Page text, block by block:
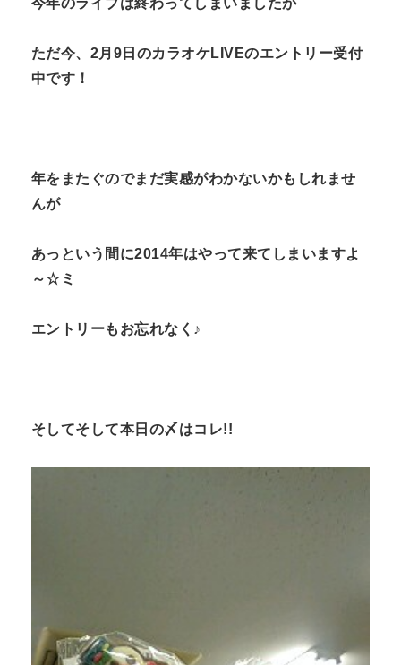
ただ今、2月9日のカラオケLIVEのエントリー受付
中です！
年をまたぐのでまだ実感がわかないかもしれませ
んが
あっという間に2014年はやって来てしまいますよ
～☆ミ
エントリーもお忘れなく♪
そしてそして本日の〆はコレ!!